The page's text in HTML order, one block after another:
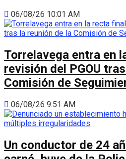
06/08/26 10:01 AM
Torrelavega entra en
revisión del PGOU
Comisión de
06/08/26 9:51 AM
Un conductor de 24